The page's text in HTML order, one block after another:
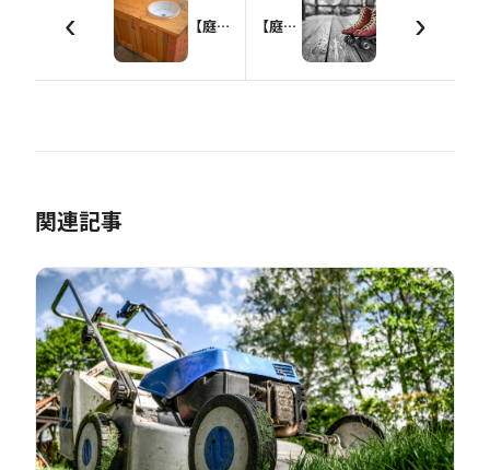
‹ 【庭造りDIY】エクステリアに欠かせないレンガワーク 【庭造りDIY】オリジナルウッドデッキを設計しよう【準備編】 ›
関連記事